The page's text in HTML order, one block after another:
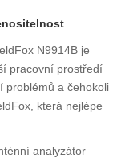
N9914B je
pracovní prostředí
problémů a čehokoli
která nejlépe
analyzátor